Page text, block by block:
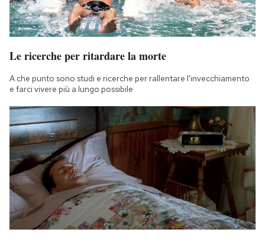
Le ricerche per ritardare la morte
A che punto sono studi e ricerche per rallentare l'invecchiamento
e farci vivere più a lungo possibile